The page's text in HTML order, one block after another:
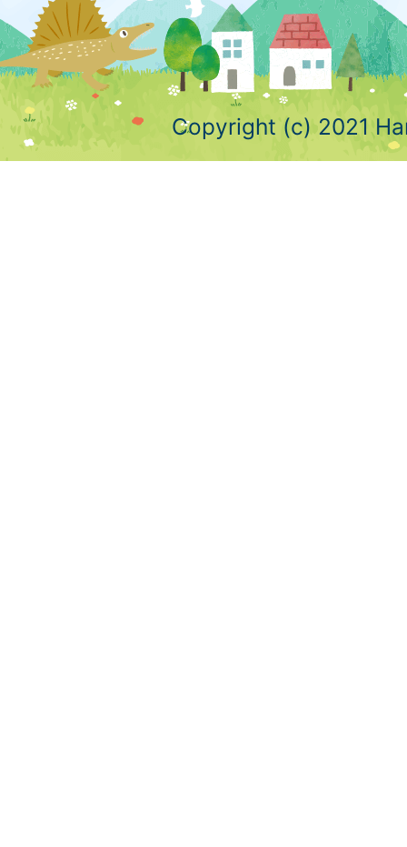
Copyright (c) 2021